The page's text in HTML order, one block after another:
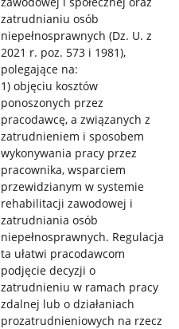
zatrudnianiu osób
niepełnosprawnych (Dz. U. z
2021 r. poz. 573 i 1981),
polegające na:
1) objęciu kosztów
ponoszonych przez
pracodawcę, a związanych z
zatrudnieniem i sposobem
wykonywania pracy przez
pracownika, wsparciem
przewidzianym w systemie
rehabilitacji zawodowej i
zatrudniania osób
niepełnosprawnych. Regulacja
ta ułatwi pracodawcom
podjęcie decyzji o
zatrudnieniu w ramach pracy
zdalnej lub o działaniach
prozatrudnieniowych na rzecz